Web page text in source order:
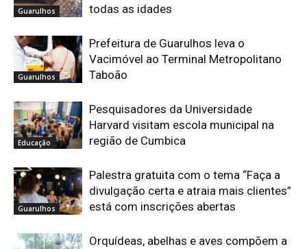
Guarulhos
todas as idades
Guarulhos
Prefeitura de Guarulhos leva o
Vacimóvel ao Terminal Metropolitano
Taboão
Educação
Pesquisadores da Universidade
Harvard visitam escola municipal na
região de Cumbica
Guarulhos
Palestra gratuita com o tema “Faça a
divulgação certa e atraia mais clientes”
está com inscrições abertas
Orquídeas, abelhas e aves compõem a